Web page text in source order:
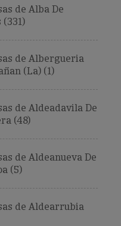
de Alba De
(331)
de Albergueria
(La) (1)
de Aldeadavila De
(48)
de Aldeanueva De
(5)
de Aldearrubia